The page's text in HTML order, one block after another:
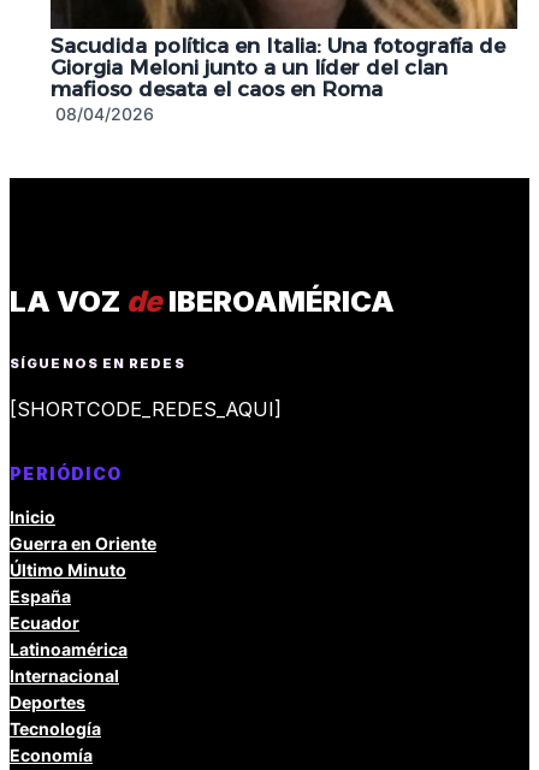
Sacudida política en Italia: Una fotografía de
Giorgia Meloni junto a un líder del clan
mafioso desata el caos en Roma
08/04/2026
LA VOZ deIBEROAMÉRICA
SÍGUENOS EN REDES
[SHORTCODE_REDES_AQUI]
PERIÓDICO
Inicio
Guerra en Oriente
Último Minuto
España
Ecuador
Latinoamérica
Internacional
Deportes
Tecnología
Economía